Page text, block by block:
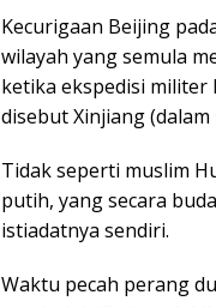
Kecurigaan Beijing
wilayah yang semula
ketika ekspedisi militer
disebut Xinjiang
Tidak seperti muslim
putih, yang secara
istiadatnya sendiri.
Waktu pecah perang